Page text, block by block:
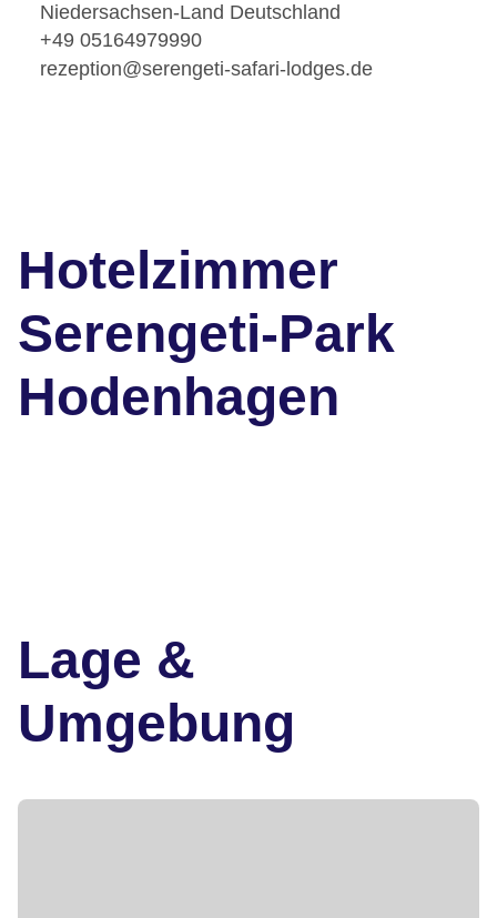
Niedersachsen-Land Deutschland
+49 05164979990
rezeption@serengeti-safari-lodges.de
Hotelzimmer
Serengeti-Park
Hodenhagen
Lage &
Umgebung